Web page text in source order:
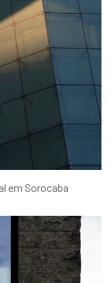
em Sorocaba